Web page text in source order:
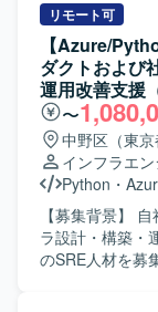
クリエイティブ
ンプットへの
R&Dなどを通じ
Azure AI
を行っていた
構築・変更管理
守フェーズにお
ュートを行っていただきます。
基盤技術やAI関
ながら業務に取
滑にコミュニケ
決に主体的に取り組
ンの魅力】
で、クラウドネ
得することがで
リモート可
【Azure/
ダクトおよび
運用改善支援
〜
中野区（東京
インフラエ
Python ・
【募集背景】
ラ設計・構築・
のSRE人材を募集しており